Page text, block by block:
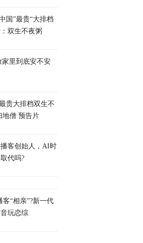
国”最贵“大排档
双生不夜粥
家里到底安不安
贵大排档双生不
地僧 预告片
客创始人，AI时
代吗?
“相亲”?新一代
玩恋综